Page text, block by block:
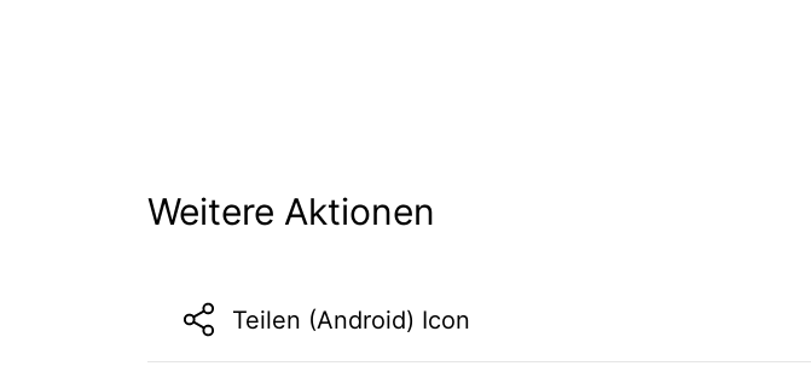
Weitere Aktionen
Teilen (Android) Icon